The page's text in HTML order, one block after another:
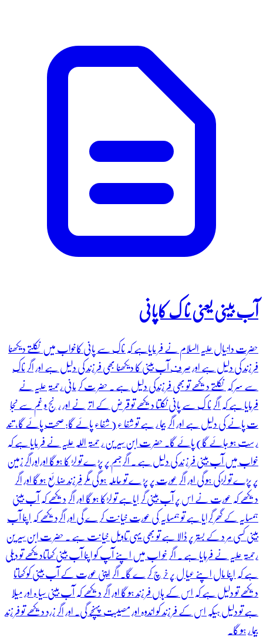
آب بینی یعنی نا ک کاپانی
حضرت دانیال علیہ السلام نے فر مایاہے کہ ناک سے پانی کاخواب میں نکلتے دیکھنا
فر زند کی دلیل ہے اور صر ف آب بینی کا دیکھنا بھی فر زند کی دلیل ہے اور اگر ناک
سے سر کہ نکلتے دیکھے تو بھی فر زندکی دلیل ہے ۔ حضر ت کر مانی رحمتہ علیہ نے
فرمایا ہے کہ اگر نا ک سے پانی نکلتا دیکھے تو قر ض کے اتر نے اور ر نج و غم سے نجا
ت پانے کی دلیل ہے اور اگر بیما ر ہے تو شفا ء ( شفاء پائے گا: صحت پائے گا، تند
ر ست ہو جائے گا) پائے گا۔ حضر ت ابن سیر ین ر حمتہ اللہ علیہ نے فر مایا ہے کہ
خواب میں آب بینی فر ز ند کی دلیل ہے ۔ اگرجسم پر پڑ ے تو لڑ کا ہو گا اوراوراگر زمین
پر پڑے تو لڑکی ہو گی اور اگر عورت پر پڑ ے تو حاملہ ہو گی مگر فر زند ضا ئع ہو گا اور اگر
دیکھے کہ عورت نے اس پر آب بینی گر ایاہے تو لڑکا ہو گا اور اگر دیکھے کہ آب بینی
ہمسایہ کے گھر گرایا ہے تو ہمسایہ کی عورت خیا نت کر ے گی اور اگردیکھے کہ اپنا آب
بینی کسی مر د کے بستر پر ڈالا ہے تو بھی یہی تاویل خیا نت ہے ۔ حضر ت ابن سیر ین
رحمتہ علیہ نے فرمایا ہے ۔ اگر خو اب میں اپنے آپ کو اپنا آب بینی کھاتادیکھے تو دیلی
ہے کہ اپنا مال اپنے عیا ل پر خر چ کر ے گا۔ اگر اپنی عورت کے آب بینی کو کھاتا
دیکھے تو دلیل ہے کہ اس کے ہاں فر زند ہو گا اور اگر دیکھے کہ آب بینی سیا ہ اور میلا
ہے تو دلیل ہیکہ اس کے فر زند کو اندوہ اور مصیبت پہنچے گی۔ اور اگر زرد دیکھے تو فر زند
بیما ر ہو گا۔